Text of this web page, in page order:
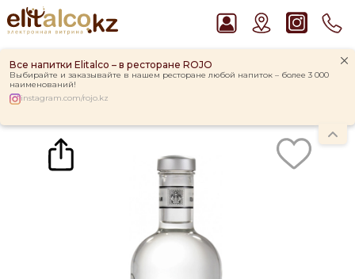
Все напитки Elitalco – в ресторане ROJO
Выбирайте и заказывайте в нашем ресторане любой напиток – более 3 000
наименований!
instagram.com/rojo.kz
Рекомендуем
Водка Smirnoff Red Vodka 37,5%
Пиво Guinness Draught 4,2% Can
Ром Captain Morgan White 37,5%
Виски Talisker 10 YO Malt 45,8% in Box
Джин Gordon`s London Dry Gin 37,5%
Каталог Водка Царская Оригинальная 40% (1L)